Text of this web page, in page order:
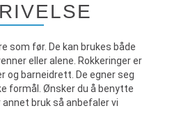
som før. De kan brukes både
eller alene. Rokkeringer er
barneidrett. De egner seg
formål. Ønsker du å benytte
bruk så anbefaler vi